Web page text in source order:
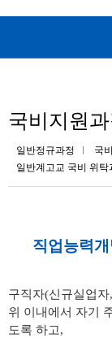
국비지원
일반정규과정 국
일반계고교 국비 위탁
직업능력개
구직자(신규실업
위 이내에서 자기
도록 하고,